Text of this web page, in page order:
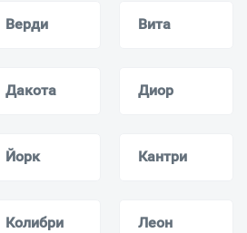
Верди Вита
Дакота Диор
Йорк Кантри
Колибри Леон